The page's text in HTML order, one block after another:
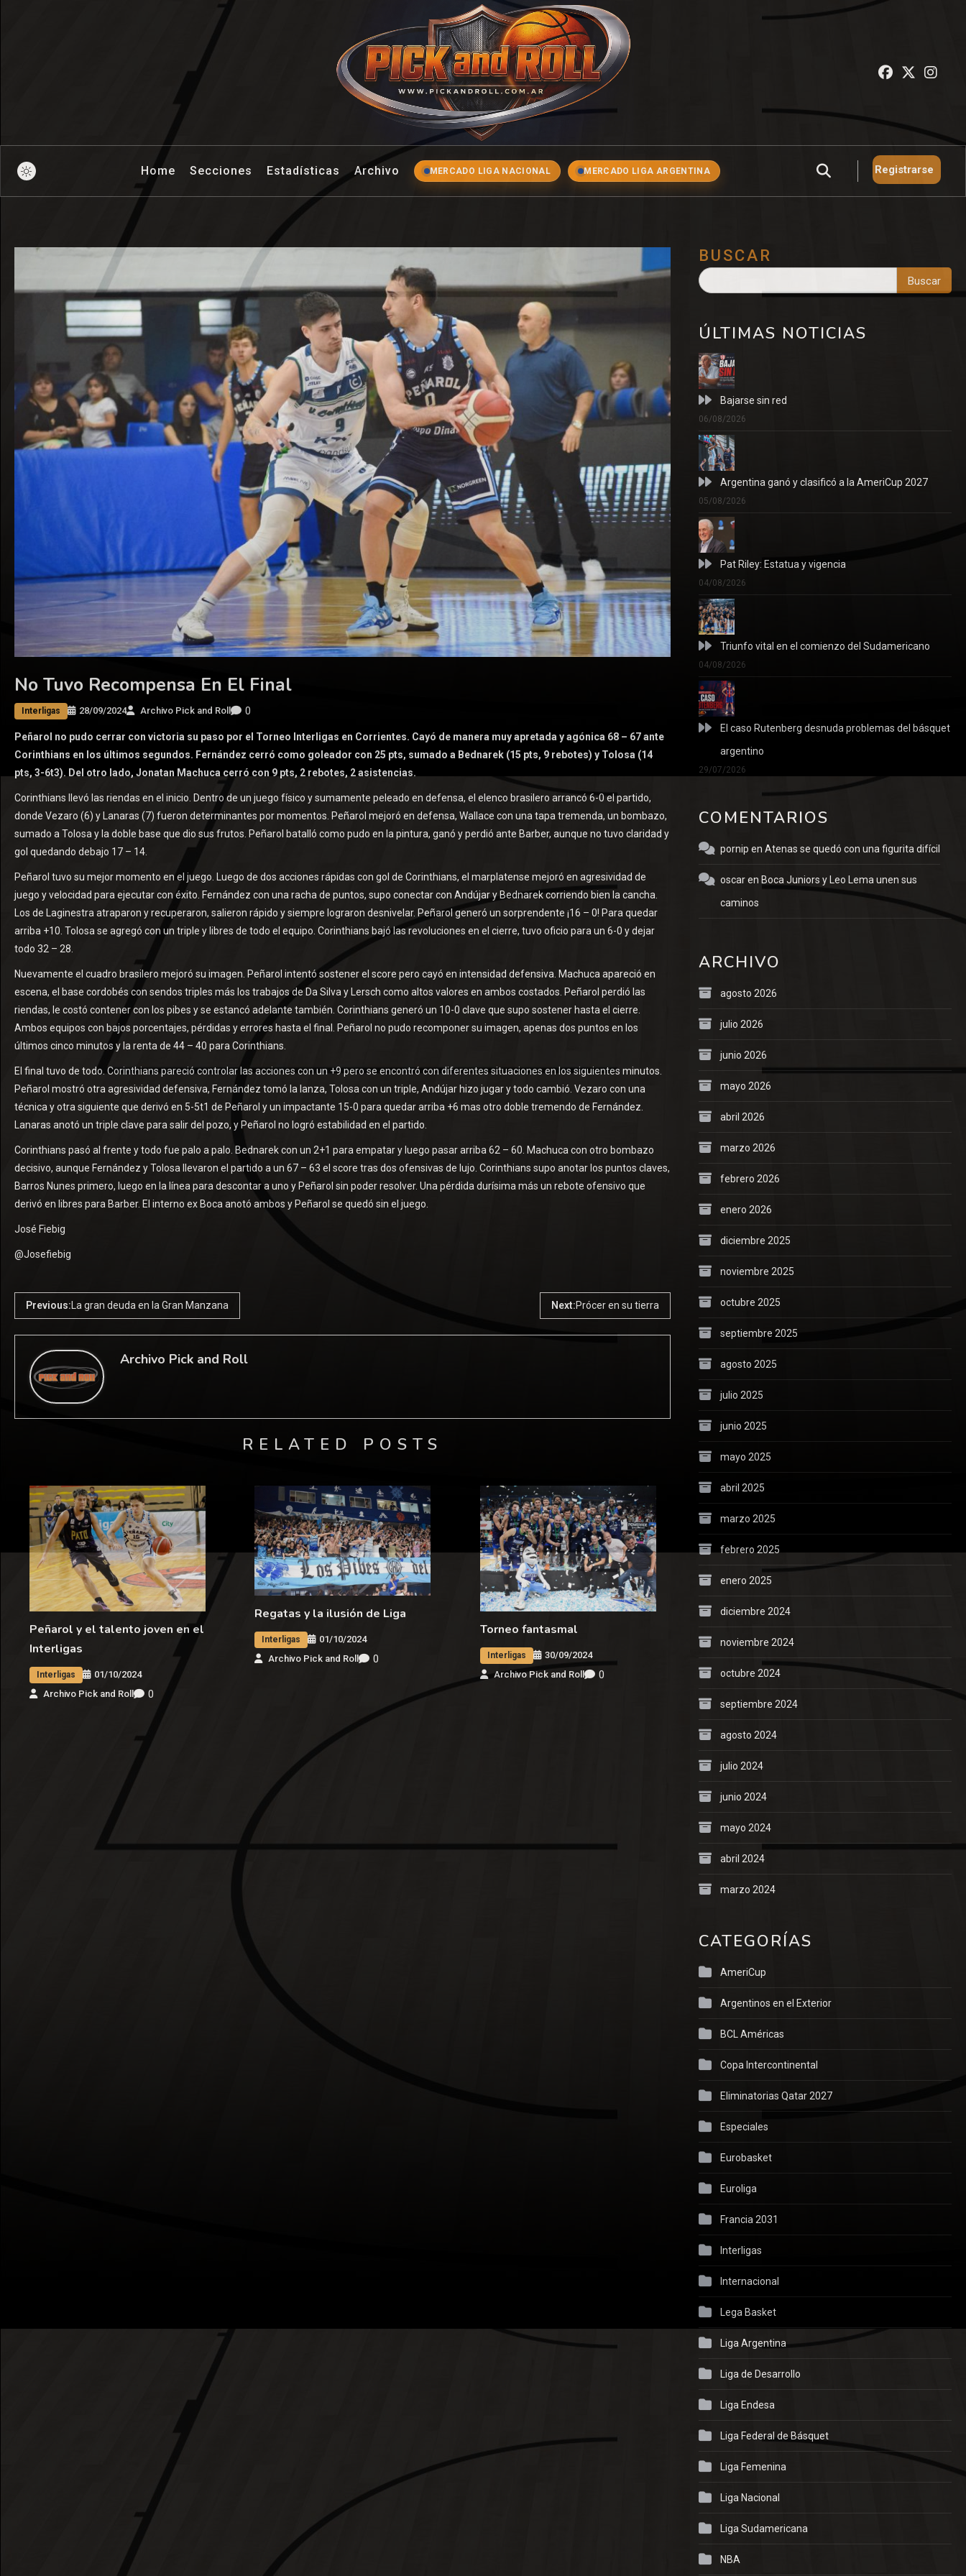
Pick And Roll
Home Secciones Estadísticas Archivo MERCADO LIGA NACIONAL MERCADO LIGA ARGENTINA Registrarse
No Tuvo Recompensa En El Final
Interligas 28/09/2024 Archivo Pick and Roll 0
Peñarol no pudo cerrar con victoria su paso por el Torneo Interligas en Corrientes. Cayó de manera muy apretada y agónica 68 – 67 ante
Corinthians en los últimos segundos. Fernández cerró como goleador con 25 pts, sumado a Bednarek (15 pts, 9 rebotes) y Tolosa (14
pts, 3-6t3). Del otro lado, Jonatan Machuca cerró con 9 pts, 2 rebotes, 2 asistencias.
Corinthians llevó las riendas en el inicio. Dentro de un juego físico y sumamente peleado en defensa, el elenco brasilero arrancó 6-0 el partido,
donde Vezaro (6) y Lanaras (7) fueron determinantes por momentos. Peñarol mejoró en defensa, Wallace con una tapa tremenda, un bombazo,
sumado a Tolosa y la doble base que dio sus frutos. Peñarol batalló como pudo en la pintura, ganó y perdió ante Barber, aunque no tuvo claridad y
gol quedando debajo 17 – 14.
Peñarol tuvo su mejor momento en el juego. Luego de dos acciones rápidas con gol de Corinthians, el marplatense mejoró en agresividad de
juego y velocidad para ejecutar con éxito. Fernández con una racha de puntos, supo conectar con Andújar y Bednarek corriendo bien la cancha.
Los de Laginestra atraparon y recuperaron, salieron rápido y siempre lograron desnivelar. Peñarol generó un sorprendente ¡16 – 0! Para quedar
arriba +10. Tolosa se agregó con un triple y libres de todo el equipo. Corinthians bajó las revoluciones en el cierre, tuvo oficio para un 6-0 y dejar
todo 32 – 28.
Nuevamente el cuadro brasilero mejoró su imagen. Peñarol intentó sostener el score pero cayó en intensidad defensiva. Machuca apareció en
escena, el base cordobés con sendos triples más los trabajos de Da Silva y Lersch como altos valores en ambos costados. Peñarol perdió las
riendas, le costó contener con los pibes y se estancó adelante también. Corinthians generó un 10-0 clave que supo sostener hasta el cierre.
Ambos equipos con bajos porcentajes, pérdidas y errores hasta el final. Peñarol no pudo recomponer su imagen, apenas dos puntos en los
últimos cinco minutos y la renta de 44 – 40 para Corinthians.
El final tuvo de todo. Corinthians pareció controlar las acciones con un +9 pero se encontró con diferentes situaciones en los siguientes minutos.
Peñarol mostró otra agresividad defensiva, Fernández tomó la lanza, Tolosa con un triple, Andújar hizo jugar y todo cambió. Vezaro con una
técnica y otra siguiente que derivó en 5-5t1 de Peñarol y un impactante 15-0 para quedar arriba +6 mas otro doble tremendo de Fernández.
Lanaras anotó un triple clave para salir del pozo, y Peñarol no logró estabilidad en el partido.
Corinthians pasó al frente y todo fue palo a palo. Bednarek con un 2+1 para empatar y luego pasar arriba 62 – 60. Machuca con otro bombazo
decisivo, aunque Fernández y Tolosa llevaron el partido a un 67 – 63 el score tras dos ofensivas de lujo. Corinthians supo anotar los puntos claves,
Barros Nunes primero, luego en la línea para descontar a uno y Peñarol sin poder resolver. Una pérdida durísima más un rebote ofensivo que
derivó en libres para Barber. El interno ex Boca anotó ambos y Peñarol se quedó sin el juego.
José Fiebig
@Josefiebig
Previous: La gran deuda en la Gran Manzana Next:Prócer en su tierra
Archivo Pick and Roll
RELATED POSTS
Peñarol y el talento joven en el
Interligas
Interligas
01/10/2024
Archivo Pick and Roll
0
Regatas y la ilusión de Liga
Interligas
01/10/2024
Archivo Pick and Roll
0
Torneo fantasmal
Interligas
30/09/2024
Archivo Pick and Roll
0
BUSCAR
Buscar
ÚLTIMAS NOTICIAS
Bajarse sin red
06/08/2026
Argentina ganó y clasificó a la AmeriCup 2027
05/08/2026
Pat Riley: Estatua y vigencia
04/08/2026
Triunfo vital en el comienzo del Sudamericano
04/08/2026
El caso Rutenberg desnuda problemas del básquet
argentino
29/07/2026
COMENTARIOS
pornip en Atenas se quedó con una figurita difícil
oscaren Boca Juniors y Leo Lema unen sus
caminos
ARCHIVO
agosto 2026
julio 2026
junio 2026
mayo 2026
abril 2026
marzo 2026
febrero 2026
enero 2026
diciembre 2025
noviembre 2025
octubre 2025
septiembre 2025
agosto 2025
julio 2025
junio 2025
mayo 2025
abril 2025
marzo 2025
febrero 2025
enero 2025
diciembre 2024
noviembre 2024
octubre 2024
septiembre 2024
agosto 2024
julio 2024
junio 2024
mayo 2024
abril 2024
marzo 2024
CATEGORÍAS
AmeriCup
Argentinos en el Exterior
BCL Américas
Copa Intercontinental
Eliminatorias Qatar 2027
Especiales
Eurobasket
Euroliga
Francia 2031
Interligas
Internacional
Lega Basket
Liga Argentina
Liga de Desarrollo
Liga Endesa
Liga Federal de Básquet
Liga Femenina
Liga Nacional
Liga Sudamericana
NBA